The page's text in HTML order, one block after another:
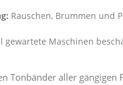
Rauschen, Brummen und
gewartete Maschinen
Tonbänder aller gängigen